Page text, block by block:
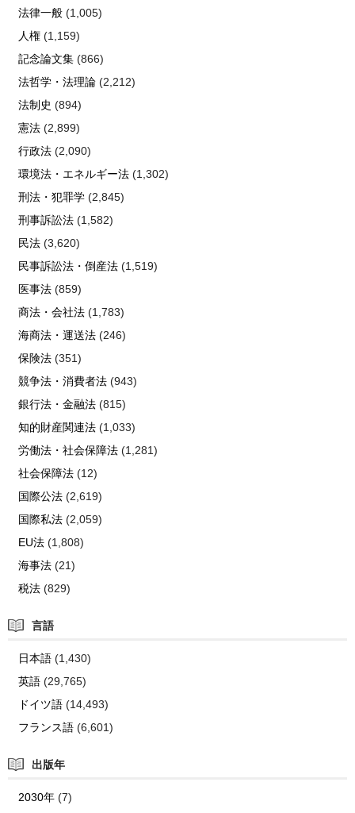
法律一般(1,005)
人権(1,159)
記念論文集(866)
法哲学・法理論(2,212)
法制史 (894)
憲法(2,899)
行政法(2,090)
環境法・エネルギー法(1,302)
刑法・犯罪学(2,845)
刑事訴訟法(1,582)
民法(3,620)
民事訴訟法・倒産法(1,519)
医事法(859)
商法・会社法(1,783)
海商法・運送法(246)
保険法(351)
競争法・消費者法(943)
銀行法・金融法(815)
知的財産関連法(1,033)
労働法・社会保障法(1,281)
社会保障法(12)
国際公法(2,619)
国際私法(2,059)
EU法(1,808)
海事法(21)
税法(829)
言語
日本語(1,430)
英語(29,765)
ドイツ語(14,493)
フランス語(6,601)
出版年
2030年(7)